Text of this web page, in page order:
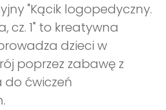
"Kącik logopedyczny.
cz. 1" to kreatywna
dzieci w
poprzez zabawę z
do ćwiczeń